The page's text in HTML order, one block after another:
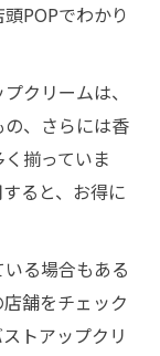
POPでわかり
クリームは、
、さらには香
揃っていま
ると、お得に
る場合もある
舗をチェック
トアップクリ